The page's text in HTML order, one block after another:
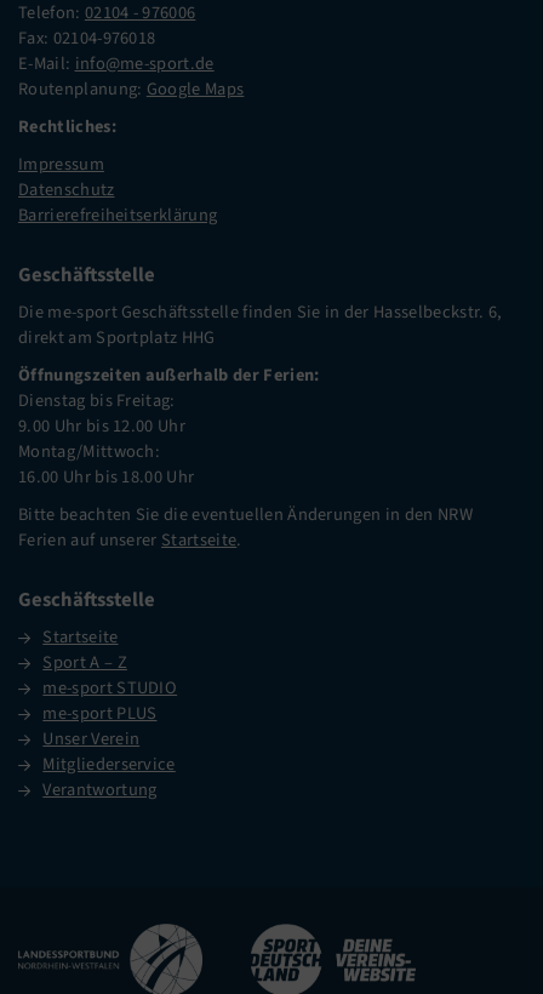
Telefon: 02104 - 976006
Fax: 02104-976018
E-Mail: info@me-sport.de
Routenplanung: Google Maps
Rechtliches:
Impressum
Datenschutz
Barrierefreiheitserklärung
Geschäftsstelle
Die me-sport Geschäftsstelle finden Sie in der Hasselbeckstr. 6,
direkt am Sportplatz HHG
Öffnungszeiten außerhalb der Ferien:
Dienstag bis Freitag:
9.00 Uhr bis 12.00 Uhr
Montag/Mittwoch:
16.00 Uhr bis 18.00 Uhr
Bitte beachten Sie die eventuellen Änderungen in den NRW
Ferien auf unserer Startseite.
Geschäftsstelle
Startseite
Sport A – Z
me-sport STUDIO
me-sport PLUS
Unser Verein
Mitgliederservice
Verantwortung